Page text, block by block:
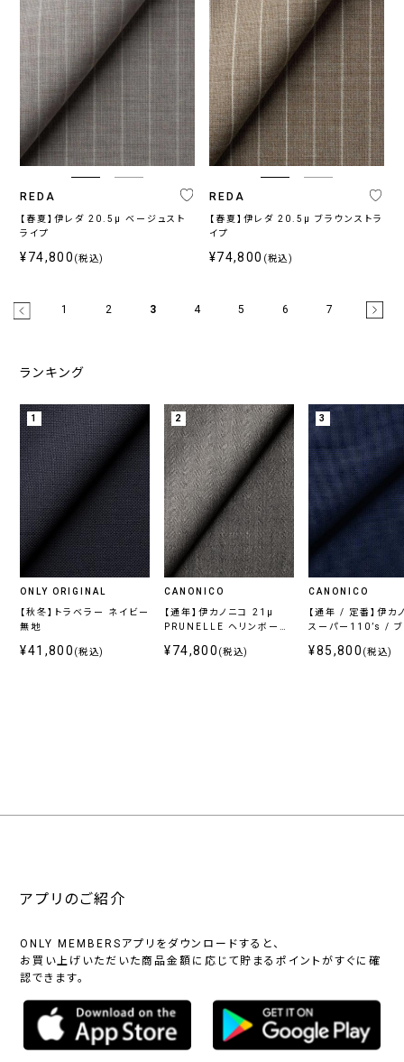
REDA
【春夏】伊レダ 20.5μ ベージュスト
ライプ
¥74,800 (税込)
REDA
【春夏】伊レダ 20.5μ ブラウンストラ
イプ
¥74,800 (税込)
1 2 3 4 5 6 7
ランキング
1
ONLY ORIGINAL
【秋冬】トラベラー ネイビー
無地
¥41,800 (税込)
2
CANONICO
【通年】伊カノニコ 21μ
PRUNELLE ヘリンボーン
¥74,800 (税込)
3
CANONICO
【通年 / 定番】伊カ
スーパー110’s /
¥85,800 (税込)
アプリのご紹介
ONLY MEMBERSアプリをダウンロードすると、
お買い上げいただいた商品金額に応じて貯まるポイントがすぐに確
認できます。